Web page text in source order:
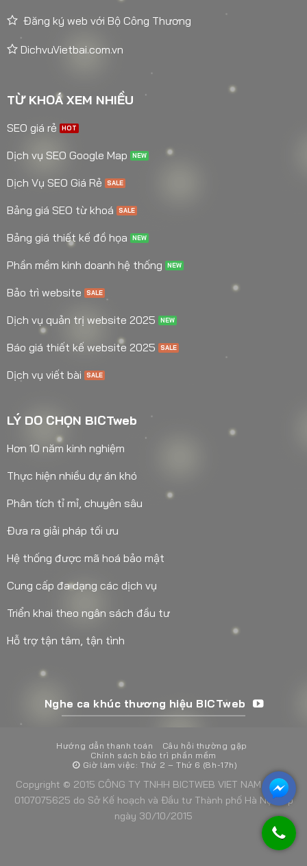
Đăng ký web với Bộ Công Thương
DichvuVietbai.com.vn
TỪ KHOÁ XEM NHIỀU
SEO giá rẻ
Dịch vụ SEO Google Map
Dịch Vụ SEO Giá Rẻ
Bảng giá SEO từ khoá
Bảng giá thiết kế đồ họa
Phần mềm kinh doanh hệ thống
Bảo trì website
Dịch vụ quản trị website 2025
Báo giá thiết kế website 2025
Dịch vụ viết bài
LÝ DO CHỌN BICTweb
Hơn 10 năm kinh nghiệm
Thực hiện nhiều dự án khó
Phân tích tỉ mỉ, chuyên sâu
Đưa ra giải pháp tối ưu
Hệ thống được mã hoá bảo mật
Cung cấp đa dạng các dịch vụ
Triển khai theo ngân sách đầu tư
Hỗ trợ tận tâm, tận tình
Nghe ca khúc thương hiệu BICTweb
Hướng dẫn thanh toán
Câu hỏi thường gặp
Chính sách bảo trì phần mềm
Giờ làm việc: Thứ 2 – Thứ 6 (8h-17h)
Copyright © 2015 CÔNG TY TNHH BICTWEB VIET NAM - MST:
0107075625 do Sở Kế hoạch và Đầu tư Thành phố Hà Nội cấp
ngày 30/10/2015